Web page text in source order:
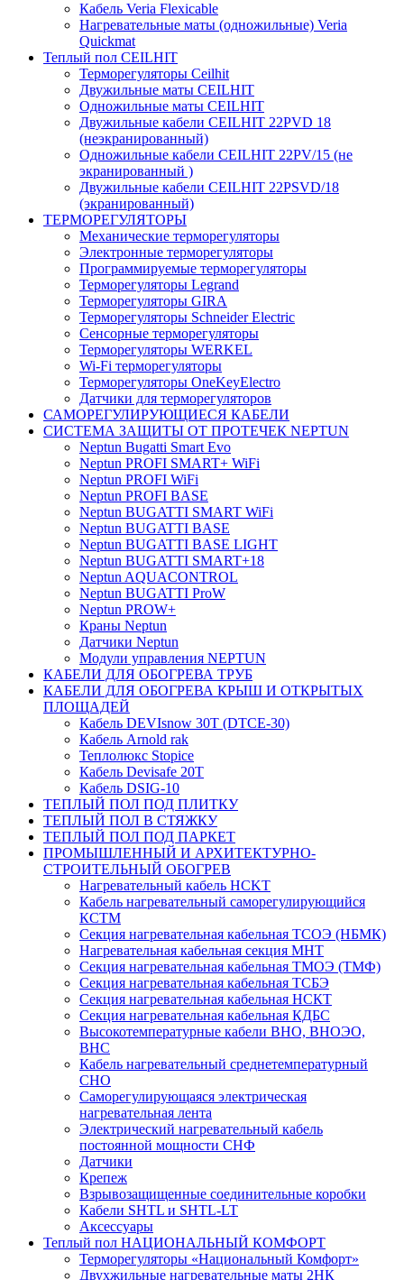
Кабель Veria Flexicable
Нагревательные маты (одножильные) Veria
Quickmat
Теплый пол CEILHIT
Терморегуляторы Ceilhit
Двужильные маты CEILHIT
Одножильные маты CEILHIT
Двужильные кабели CEILHIT 22PVD 18
(неэкранированный)
Одножильные кабели CEILHIT 22PV/15 (не
экранированный )
Двужильные кабели CEILHIT 22PSVD/18
(экранированный)
ТЕРМОРЕГУЛЯТОРЫ
Механические терморегуляторы
Электронные терморегуляторы
Программируемые терморегуляторы
Терморегуляторы Legrand
Терморегуляторы GIRA
Терморегуляторы Schneider Electric
Сенсорные терморегуляторы
Терморегуляторы WERKEL
Wi-Fi терморегуляторы
Терморегуляторы OneKeyElectro
Датчики для терморегуляторов
САМОРЕГУЛИРУЮЩИЕСЯ КАБЕЛИ
СИСТЕМА ЗАЩИТЫ ОТ ПРОТЕЧЕК NEPTUN
Neptun Bugatti Smart Evo
Neptun PROFI SMART+ WiFi
Neptun PROFI WiFi
Neptun PROFI BASE
Neptun BUGATTI SMART WiFi
Neptun BUGATTI BASE
Neptun BUGATTI BASE LIGHT
Neptun BUGATTI SMART+18
Neptun AQUACONTROL
Neptun BUGATTI ProW
Neptun PROW+
Краны Neptun
Датчики Neptun
Модули управления NEPTUN
КАБЕЛИ ДЛЯ ОБОГРЕВА ТРУБ
КАБЕЛИ ДЛЯ ОБОГРЕВА КРЫШ И ОТКРЫТЫХ
ПЛОЩАДЕЙ
Кабель DEVIsnow 30Т (DTCE-30)
Кабель Arnold rak
Теплолюкс Stopice
Кабель Devisafe 20T
Кабель DSIG-10
ТЕПЛЫЙ ПОЛ ПОД ПЛИТКУ
ТЕПЛЫЙ ПОЛ В СТЯЖКУ
ТЕПЛЫЙ ПОЛ ПОД ПАРКЕТ
ПРОМЫШЛЕННЫЙ И АРХИТЕКТУРНО-
СТРОИТЕЛЬНЫЙ ОБОГРЕВ
Нагревательный кабель НCKТ
Кабель нагревательный саморегулирующийся
КСТМ
Секция нагревательная кабельная ТСОЭ (НБМК)
Нагревательная кабельная секция МНТ
Секция нагревательная кабельная ТМОЭ (ТМФ)
Секция нагревательная кабельная ТСБЭ
Секция нагревательная кабельная НСКТ
Секция нагревательная кабельная КДБС
Высокотемпературные кабели ВНО, ВНОЭО,
ВНС
Кабель нагревательный среднетемпературный
СНО
Саморегулирующаяся электрическая
нагревательная лента
Электрический нагревательный кабель
постоянной мощности СНФ
Датчики
Крепеж
Взрывозащищенные соединительные коробки
Кабели SHTL и SHTL-LT
Аксессуары
Теплый пол НАЦИОНАЛЬНЫЙ КОМФОРТ
Терморегуляторы «Национальный Комфорт»
Двухжильные нагревательные маты 2НК